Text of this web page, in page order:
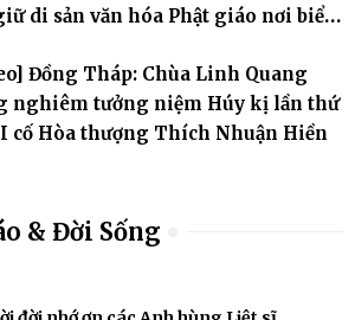
di sản văn hóa Phật giáo nơi biển
Đồng Tháp: Chùa Linh Quang
nghiêm tưởng niệm Húy kị lần thứ
cố Hòa thượng Thích Nhuận Hiền
& Đời Sống